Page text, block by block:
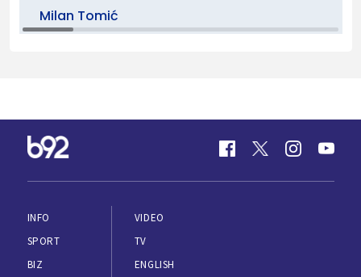
Milan Tomić
INFO
SPORT
BIZ
VIDEO
TV
ENGLISH